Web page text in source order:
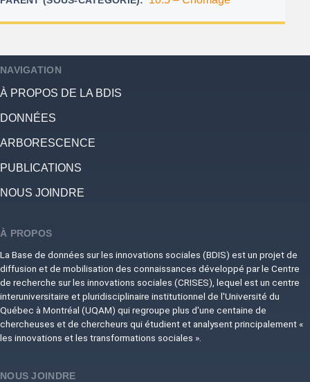
NAVIGATION
À PROPOS DE LA BDIS
DONNÉES
ARBORESCENCE
PUBLICATIONS
NOUS JOINDRE
À PROPOS
La Base de données sur les innovations sociales (BDIS) est un projet de
diffusion et de mobilisation des connaissances développé par le Centre
de recherche sur les innovations sociales (CRISES), lequel est un centre
interuniversitaire et pluridisciplinaire institutionnel de l'Université du
Québec à Montréal (UQAM) qui regroupe plus d'une centaine de
chercheuses et de chercheurs qui étudient et analysent principalement «
les innovations et les transformations sociales ».
NOUS JOINDRE